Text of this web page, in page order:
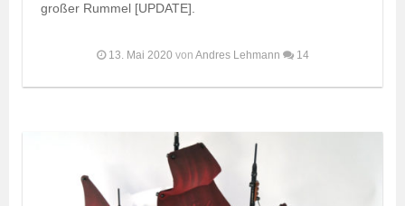
großer Rummel [UPDATE].
13. Mai 2020 von Andres Lehmann 14